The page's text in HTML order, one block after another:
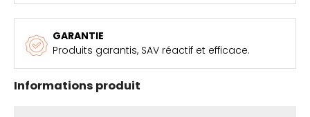
GARANTIE
Produits garantis, SAV réactif et efficace.
Informations produit